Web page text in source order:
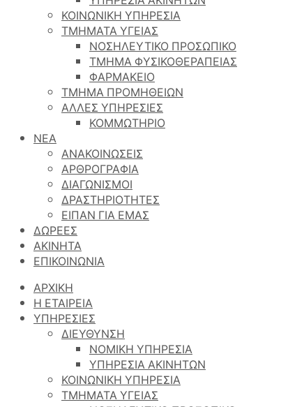
ΚΟΙΝΩΝΙΚΗ ΥΠΗΡΕΣΙΑ
ΤΜΗΜΑΤΑ ΥΓΕΙΑΣ
ΝΟΣΗΛΕΥΤΙΚΟ ΠΡΟΣΩΠΙΚΟ
ΤΜΗΜΑ ΦΥΣΙΚΟΘΕΡΑΠΕΙΑΣ
ΦΑΡΜΑΚΕΙΟ
ΤΜΗΜΑ ΠΡΟΜΗΘΕΙΩΝ
ΑΛΛΕΣ ΥΠΗΡΕΣΙΕΣ
ΚΟΜΜΩΤΗΡΙΟ
ΝΕΑ
ΑΝΑΚΟΙΝΩΣΕΙΣ
ΑΡΘΡΟΓΡΑΦΙΑ
ΔΙΑΓΩΝΙΣΜΟΙ
ΔΡΑΣΤΗΡΙΟΤΗΤΕΣ
ΕΙΠΑΝ ΓΙΑ ΕΜΑΣ
ΔΩΡΕΕΣ
ΑΚΙΝΗΤΑ
ΕΠΙΚΟΙΝΩΝΙΑ
ΑΡΧΙΚΗ
Η ΕΤΑΙΡΕΙΑ
ΥΠΗΡΕΣΙΕΣ
ΔΙΕΥΘΥΝΣΗ
ΝΟΜΙΚΗ ΥΠΗΡΕΣΙΑ
ΥΠΗΡΕΣΙΑ ΑΚΙΝΗΤΩΝ
ΚΟΙΝΩΝΙΚΗ ΥΠΗΡΕΣΙΑ
ΤΜΗΜΑΤΑ ΥΓΕΙΑΣ